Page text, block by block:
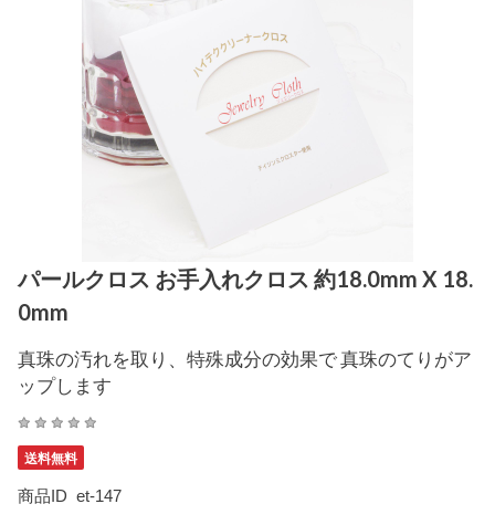
パールクロス お手入れクロス 約18.0mm X 18.
0mm
真珠の汚れを取り、特殊成分の効果で 真珠のてりがア
ップします
送料無料
商品ID et-147